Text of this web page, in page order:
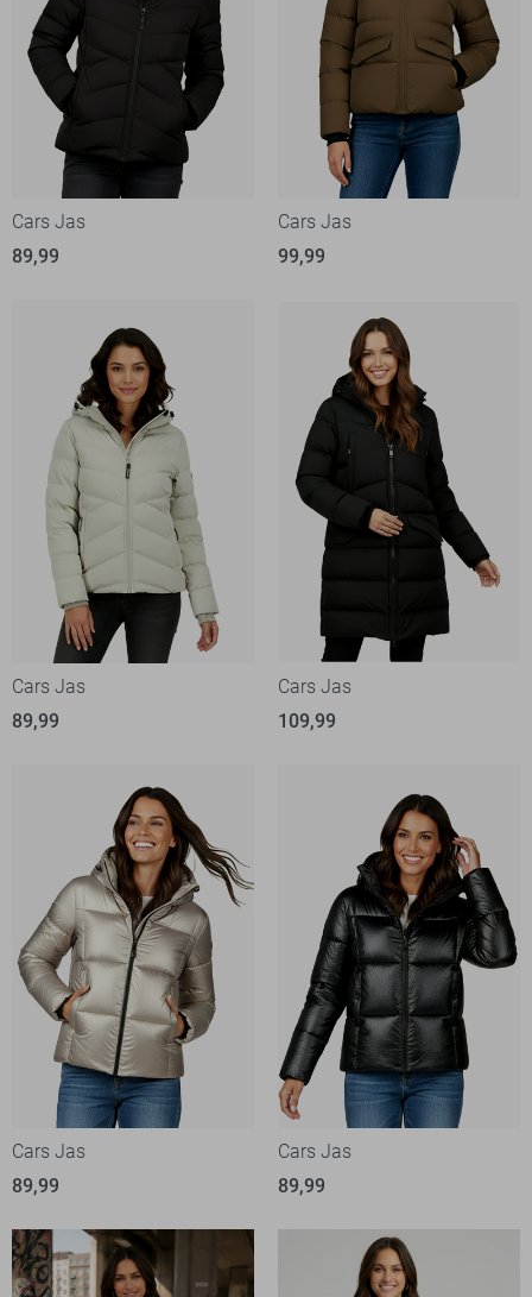
Cars Jas
89,99
Cars Jas
99,99
Cars Jas
89,99
Cars Jas
109,99
Cars Jas
89,99
Cars Jas
89,99